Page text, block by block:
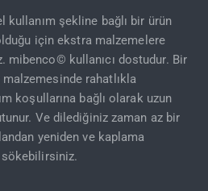
kullanım şekline bağlı bir ürün
için ekstra malzemelere
mibenco© kullanıcı dostudur. Bir
rahatlıkla
koşullarına bağlı olarak uzun
Ve dilediğiniz zaman az bir
yeniden ve kaplama
sökebilirsiniz.